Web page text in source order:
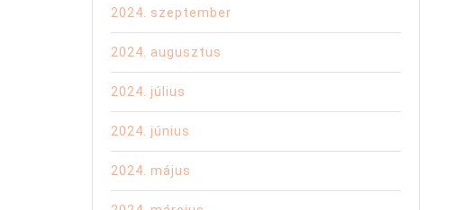
2024. szeptember
2024. augusztus
2024. július
2024. június
2024. május